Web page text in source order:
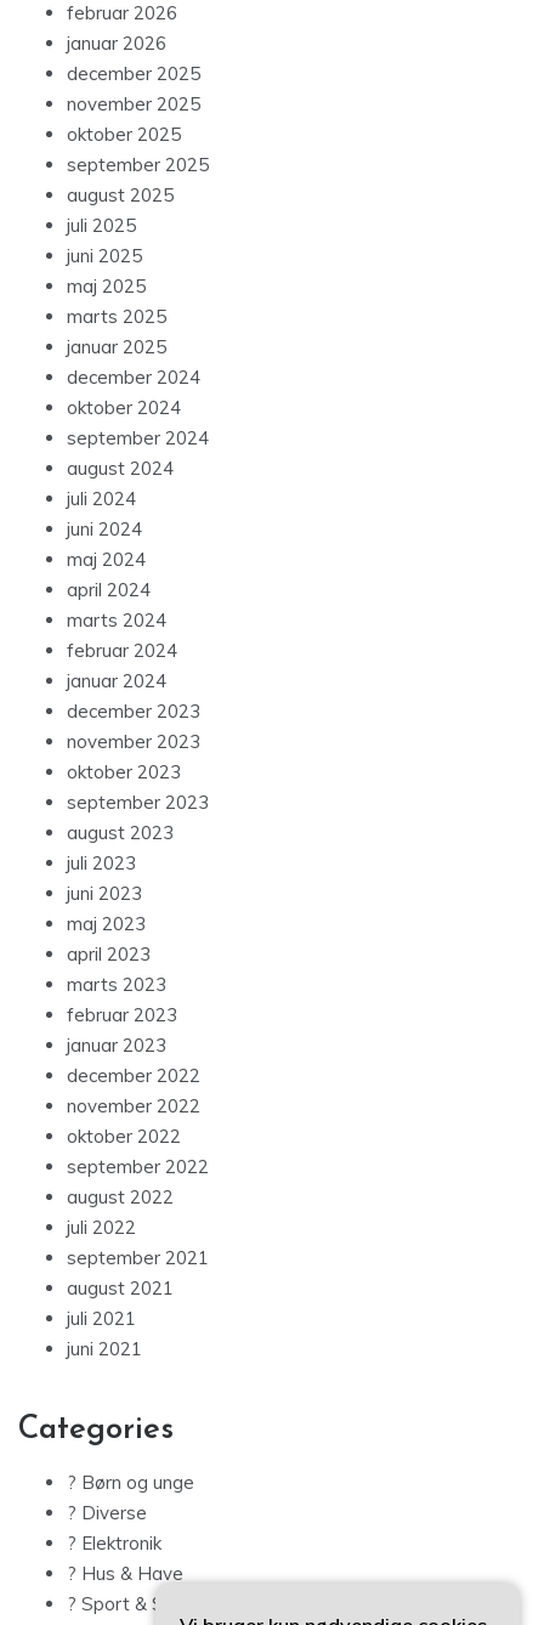
februar 2026
januar 2026
december 2025
november 2025
oktober 2025
september 2025
august 2025
juli 2025
juni 2025
maj 2025
marts 2025
januar 2025
december 2024
oktober 2024
september 2024
august 2024
juli 2024
juni 2024
maj 2024
april 2024
marts 2024
februar 2024
januar 2024
december 2023
november 2023
oktober 2023
september 2023
august 2023
juli 2023
juni 2023
maj 2023
april 2023
marts 2023
februar 2023
januar 2023
december 2022
november 2022
oktober 2022
september 2022
august 2022
juli 2022
september 2021
august 2021
juli 2021
juni 2021
Categories
? Børn og unge
? Diverse
? Elektronik
? Hus & Have
? Sport & Sundhed